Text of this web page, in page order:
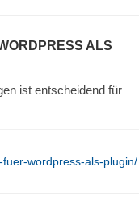
ALS
ist entscheidend für
wordpress-als-plugin/